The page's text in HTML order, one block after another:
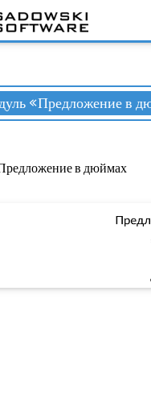
страница
Отзывы
«Предложение в
в дюймах